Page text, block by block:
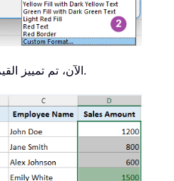
الآن، تم تمييز القيم الأكبر من 1200 بلون معيّن.